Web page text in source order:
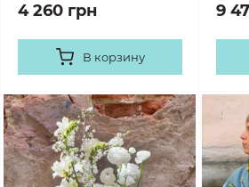
4 260 грн
В корзину
9